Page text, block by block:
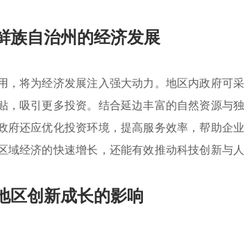
族自治州的经济发展
，将为经济发展注入强大动力。地区内政府可采
吸引更多投资。结合延边丰富的自然资源与独
还应优化投资环境，提高服务效率，帮助企业
域经济的快速增长，还能有效推动科技创新与人
区创新成长的影响